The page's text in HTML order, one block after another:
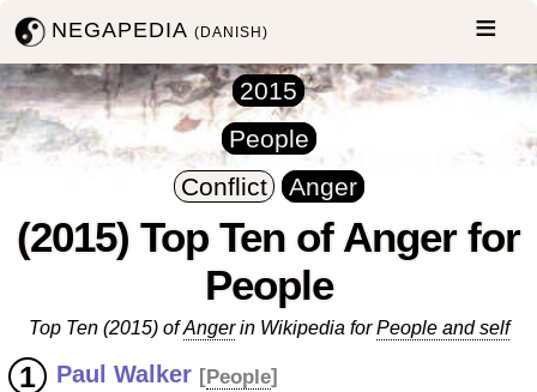
NEGAPEDIA(DANISH)
2015
People
Conflict
Anger
(2015) Top Ten of Anger for
People
Top Ten (2015) ofAngerin Wikipedia forPeople and self
Paul Walker [People]